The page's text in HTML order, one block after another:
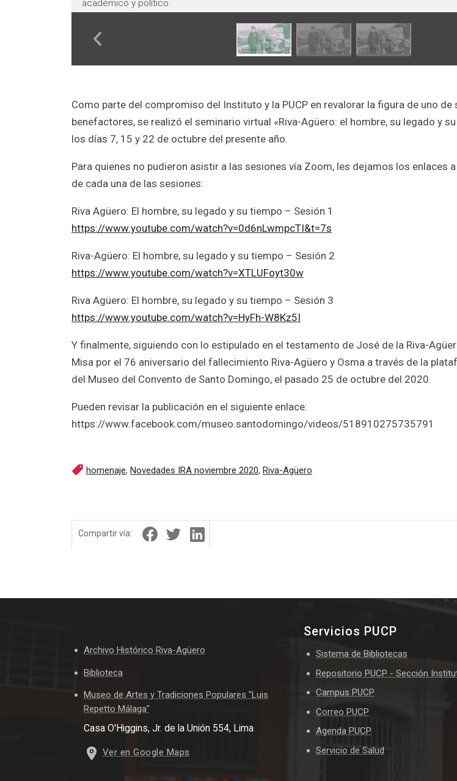
Como parte del compromiso del Instituto y la PUCP en revalorar la figura de uno de
benefactores, se realizó el seminario virtual «Riva-Agüero: el hombre, su legado y
los días 7, 15 y 22 de octubre del presente año.
Para quienes no pudieron asistir a las sesiones vía Zoom, les dejamos los enlaces
de cada una de las sesiones:
Riva Agüero: El hombre, su legado y su tiempo – Sesión 1
https://www.youtube.com/watch?v=0d6nLwmpcTI&t=7s
Riva-Agüero: El hombre, su legado y su tiempo – Sesión 2
https://www.youtube.com/watch?v=XTLUFoyt30w
Riva Agüero: El hombre, su legado y su tiempo – Sesión 3
https://www.youtube.com/watch?v=HyFh-W8Kz5I
Y finalmente, siguiendo con lo estipulado en el testamento de José de la Riva-
Misa por el 76 aniversario del fallecimiento Riva-Agüero y Osma a través de la
del Museo del Convento de Santo Domingo, el pasado 25 de octubre del 2020.
Pueden revisar la publicación en el siguiente enlace:
https://www.facebook.com/museo.santodomingo/videos/518910275735791
homenaje, Novedades IRA noviembre 2020, Riva-Agüero
Compartir vía:
Archivo Histórico Riva-Agüero
Biblioteca
Museo de Artes y Tradiciones Populares "Luis
Repetto Málaga"
Casa O'Higgins, Jr. de la Unión 554, Lima
Ver en Google Maps
Servicios PUCP
Sistema de Bibliotecas
Repositorio PUCP - Sección
Campus PUCP
Correo PUCP
Agenda PUCP
Servicio de Salud